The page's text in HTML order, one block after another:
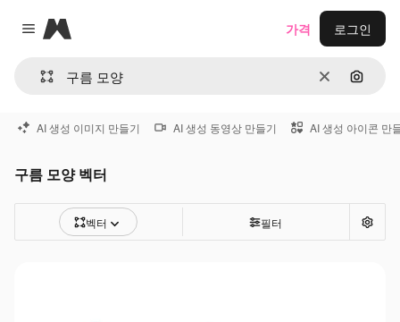
Close menu
Magnific
지우기이미지
가격 로그인
AI 생성 이미지 만들기 AI 생성 동영상 만들기 AI 생성 아이콘 만
구름 모양 벡터
벡터 필터